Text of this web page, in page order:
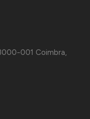
001 Coimbra,